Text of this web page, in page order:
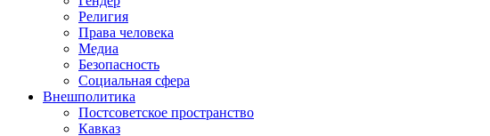
Религия
Права человека
Медиа
Безопасность
Социальная сфера
Внешполитика
Постсоветское пространство
Кавказ